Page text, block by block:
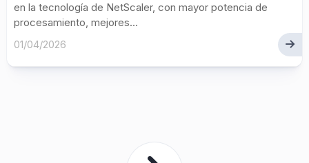
en la tecnología de NetScaler, con mayor potencia de
procesamiento, mejores...
01/04/2026